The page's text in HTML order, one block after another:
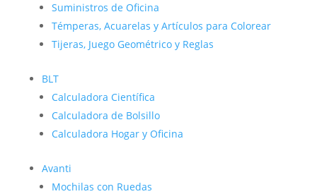
Suministros de Oficina
Témperas, Acuarelas y Artículos para Colorear
Tijeras, Juego Geométrico y Reglas
BLT
Calculadora Científica
Calculadora de Bolsillo
Calculadora Hogar y Oficina
Avanti
Mochilas con Ruedas